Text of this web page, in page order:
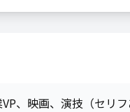
、 映画、 演技（セリフ